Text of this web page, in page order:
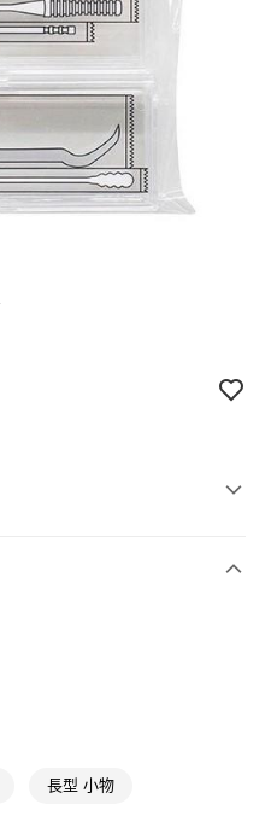
長型 小物